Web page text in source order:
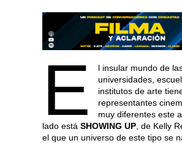
E
l insular mundo de
universidades,
institutos de arte
representantes
muy diferentes este
lado está SHOWING UP , de Kelly
el que un universo de este tipo se